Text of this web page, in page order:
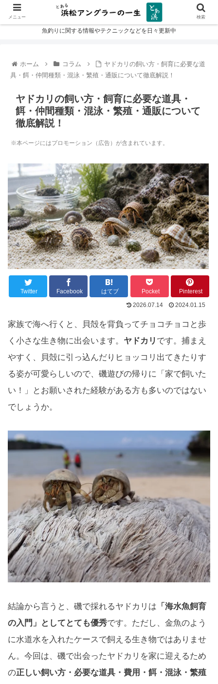
魚釣りに関する情報やテクニックなどを日々更新中
ホーム コラム
ヤドカリの飼い方・飼育に必要な道
具・餌・仲間種類・混泳・繁殖・通販について徹底解説！
ヤドカリの飼い方・飼育に必要な道具・
餌・仲間種類・混泳・繁殖・通販について
徹底解説！
※本ページにはプロモーション（広告）が含まれています。
Twitter Facebook はてブ Pocket
Pinterest
2026.07.14
2024.01.15
家族で海へ行くと、貝殻を背負ってチョコチョコと歩
く小さな生き物に出会います。 ヤドカリ です。捕まえ
やすく、貝殻に引っ込んだりヒョッコリ出てきたりす
る姿が可愛らしいので、磯遊びの帰りに「家で飼いた
い！」とお願いされた経験がある方も多いのではない
でしょうか。
結論から言うと、磯で採れるヤドカリは 「海水魚飼育
の入門」としてとても優秀です。ただし、金魚のよう
に水道水を入れたケースで飼える生き物ではありませ
ん。今回は、磯で出会ったヤドカリを家に迎えるため
の正しい飼い方・必要な道具・費用・餌・混泳・繁殖
メニュー 検索